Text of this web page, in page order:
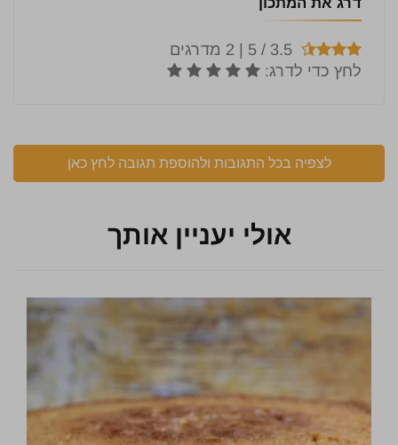
לצפיה בכל התגובות ולהוספת תגובה לחץ כאן
אולי יעניין אותך